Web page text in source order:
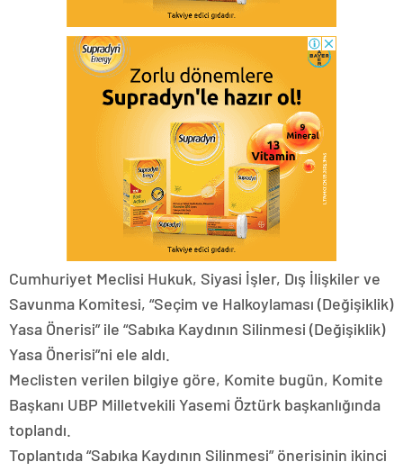
Cumhuriyet Meclisi Hukuk, Siyasi İşler, Dış İlişkiler ve
Savunma Komitesi, “Seçim ve Halkoylaması (Değişiklik)
Yasa Önerisi” ile “Sabıka Kaydının Silinmesi (Değişiklik)
Yasa Önerisi”ni ele aldı.
Meclisten verilen bilgiye göre, Komite bugün, Komite
Başkanı UBP Milletvekili Yasemi Öztürk başkanlığında
toplandı.
Toplantıda “Sabıka Kaydının Silinmesi” önerisinin ikinci